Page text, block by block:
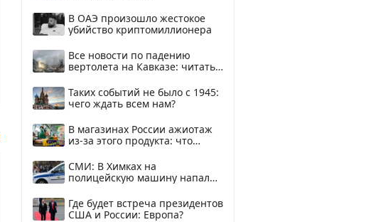
В ОАЭ произошло жестокое
убийство криптомиллионера
Все новости по падению
вертолета на Кавказе: читать
Таких событий не было с 1945:
чего ждать всем нам?
В магазинах России ажиотаж
из-за этого продукта: что
СМИ: В Химках на
полицейскую машину напали
Где будет встреча президентов
США и России: Европа?